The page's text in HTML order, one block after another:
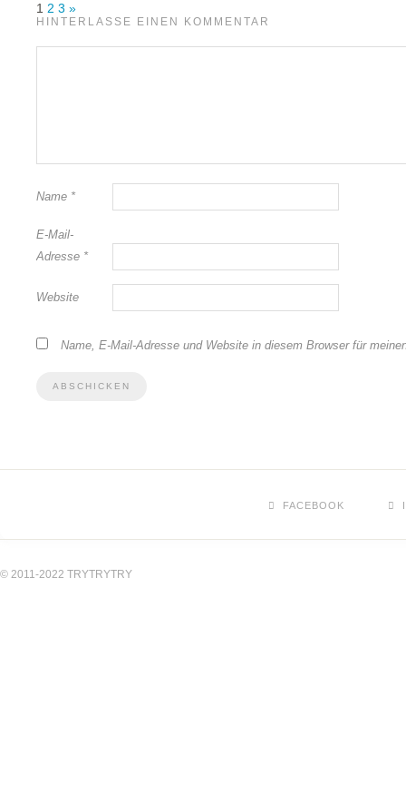
1 2 3 »
HINTERLASSE EINEN KOMMENTAR
Name *
E-Mail-
Adresse *
Website
Name, E-Mail-Adresse und Website in diesem Browser für
FACEBOOK
© 2011-2022 TRYTRYTRY